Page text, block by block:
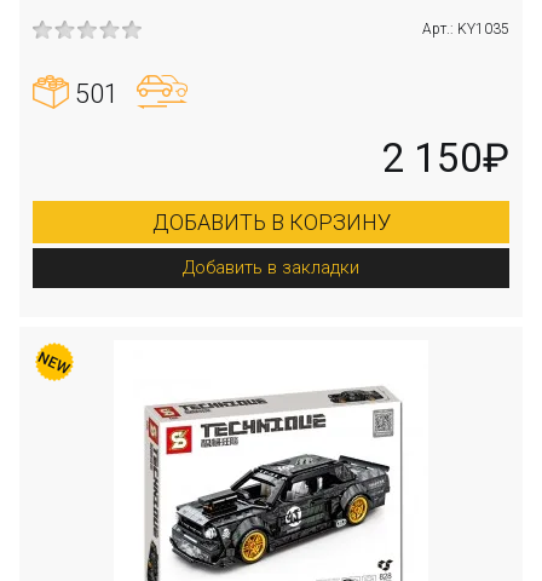
Арт.: KY1035
501
2 150₽
ДОБАВИТЬ В КОРЗИНУ
Добавить в закладки